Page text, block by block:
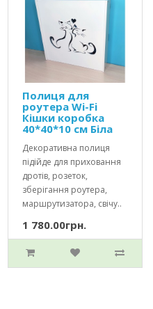
Полиця для
роутера Wi-Fi
Кішки коробка
40*40*10 см Біла
Декоративна полиця
підійде для приховання
дротів, розеток,
зберігання роутера,
маршрутизатора, свічу..
1 780.00грн.